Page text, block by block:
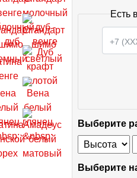
Есть
Выберите
Выберите